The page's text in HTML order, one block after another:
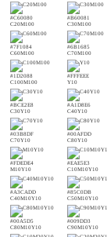
#C60080
C20M100
#B60081
C30M100
#7F1084
C60M100
#6B1685
C70M100
#1D2088
C100M100
#FFFEEE
Y10
#BCE2E8
C30Y10
#A1D8E6
C40Y10
#03B8DF
C70Y10
#00AFDD
C80Y10
#FDEDE4
M10Y10
#EAE5E3
C10M10Y10
#A3CADD
C40M10Y10
#85C0DB
C50M10Y10
#00A5D5
C80M10Y10
#009DD3
C90M10Y10